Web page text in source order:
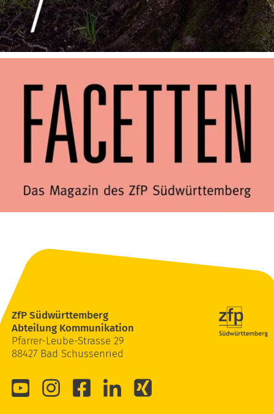
ZfP Südwürttemberg
Abteilung Kommunikation
Pfarrer-Leube-Strasse 29
88427 Bad Schussenried